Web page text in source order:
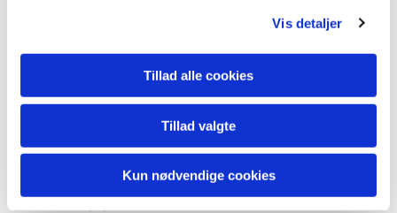
Vis detaljer
Tillad alle cookies
Tillad valgte
Kun nødvendige cookies
Hofman-Bangs tavle udskiftet med ”taksigelses”-
altertavlen. Hofman- Bangs altertavle blev dog
nedtaget i 2003, hvor kirken deltog i kunstprojektet
Annette Harboe Flensburgs og Helle Frøsigs